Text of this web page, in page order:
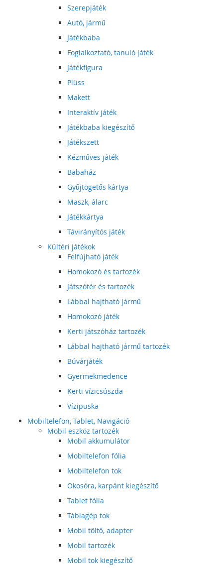
Szerepjáték
Autó, jármű
Játékbaba
Foglalkoztató, tanuló játék
Játékfigura
Plüss
Makett
Interaktív játék
Játékbaba kiegészítő
Játékszett
Kézműves játék
Babaház
Gyűjtögetős kártya
Maszk, álarc
Játékkártya
Távirányítós játék
Kültéri játékok
Felfújható játék
Homokozó és tartozék
Játszótér és tartozék
Lábbal hajtható jármű
Homokozó játék
Kerti játszóház tartozék
Lábbal hajtható jármű tartozék
Búvárjáték
Gyermekmedence
Kerti vízicsúszda
Vízipuska
Mobiltelefon, Tablet, Navigáció
Mobil eszköz tartozék
Mobil akkumulátor
Mobiltelefon fólia
Mobiltelefon tok
Okosóra, karpánt kiegészítő
Tablet fólia
Táblagép tok
Mobil töltő, adapter
Mobil tartozék
Mobil tok kiegészítő